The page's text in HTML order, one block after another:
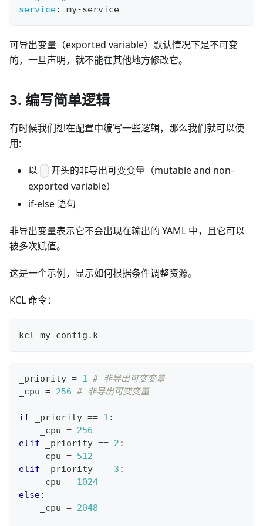
service: my-service
可导出变量（exported variable）默认情况下是不可变
的，一旦声明，就不能在其他地方修改它。
3. 编写简单逻辑
有时候我们想在配置中编写一些逻辑，那么我们就可以使
用:
以
开头的非导出可变变量（mutable and non-
exported variable）
if-else 语句
非导出变量表示它不会出现在输出的 YAML 中，且它可以
被多次赋值。
这是一个示例，显示如何根据条件调整资源。
KCL 命令：
kcl my_config . k
_priority = 1 # 非导出可变变量
_cpu = 256 # 非导出可变变量
if _priority == 1 :
    _cpu
= 256
elif _priority == 2 :
    _cpu
= 512
elif _priority == 3 :
    _cpu
= 1024
else:
    _cpu
= 2048